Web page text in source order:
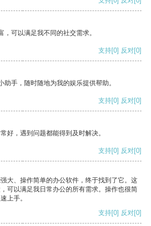
，可以满足我不同的社交需求。
支持[0] 反对[0]
助手，随时随地为我的娱乐提供帮助。
支持[0] 反对[0]
好，遇到问题都能得到及时解决。
支持[0] 反对[0]
大、操作简单的办公软件，终于找到了它。这
可以满足我日常办公的所有需求。操作也很简
上手。
支持[0] 反对[0]